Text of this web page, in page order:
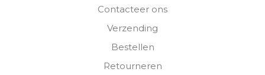
Contacteer ons
Verzending
Bestellen
Retourneren